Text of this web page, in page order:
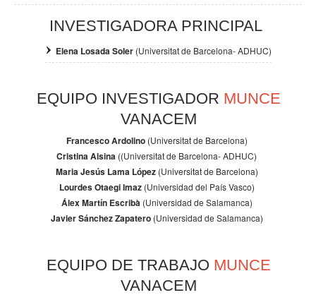
INVESTIGADORA PRINCIPAL
Elena Losada Soler (Universitat de Barcelona- ADHUC)
EQUIPO INVESTIGADOR MUNCE
VANACEM
Francesco Ardolino(Universitat de Barcelona)
Cristina Alsina ((Universitat de Barcelona- ADHUC)
Maria Jesús Lama López(Universitat de Barcelona)
Lourdes Otaegi Imaz(Universidad del País Vasco)
Álex Martín Escribà (Universidad de Salamanca)
Javier Sánchez Zapatero(Universidad de Salamanca)
EQUIPO DE TRABAJO MUNCE
VANACEM